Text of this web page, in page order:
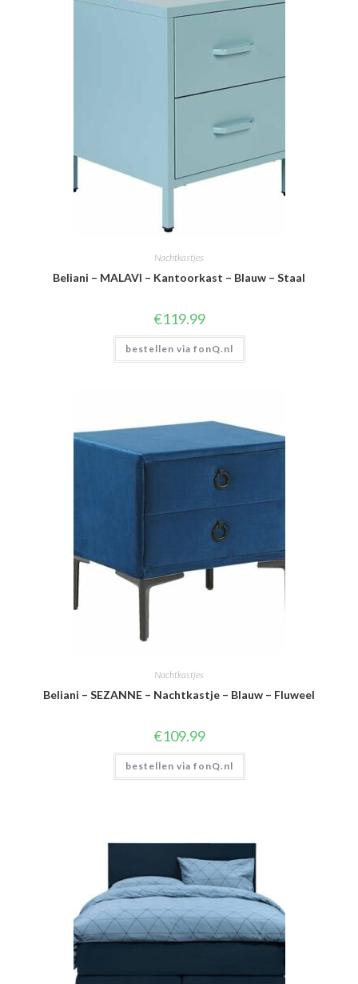
Nachtkastjes
Beliani – MALAVI – Kantoorkast – Blauw – Staal
€119.99
bestellen via fonQ.nl
Nachtkastjes
Beliani – SEZANNE – Nachtkastje – Blauw – Fluweel
€109.99
bestellen via fonQ.nl